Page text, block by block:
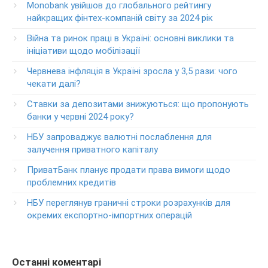
клиентов ПриватБанка
Колл центр: 3700
Круглосуточный телефон поддержки VIP­-клиентов
ПриватБанка
+38-056-716-12-12
+38-073-900-00-02
Круглосуточный телефон поддержки владельцев карт
класса GOLD
0-800-504-707
Круглосуточный телефон поддержки обслуживания
0-800-500-030
0-800-500-804
Monobank увійшов до глобального рейтингу
найкращих фінтех-компаній світу за 2024 рік
Війна та ринок праці в Україні: основні виклики та
ініціативи щодо мобілізації
Червнева інфляція в Україні зросла у 3,5 рази: чого
чекати далі?
Ставки за депозитами знижуються: що пропонують
банки у червні 2024 року?
НБУ запроваджує валютні послаблення для
залучення приватного капіталу
ПриватБанк планує продати права вимоги щодо
проблемних кредитів
НБУ переглянув граничні строки розрахунків для
окремих експортно-імпортних операцій
Останні коментарі